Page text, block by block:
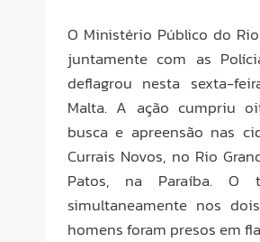
O Ministério Público do
juntamente com as
deflagrou nesta sexta-
Malta. A ação cumpriu
busca e apreensão nas
Currais Novos, no Rio
Patos, na Paraíba. O
simultaneamente nos
homens foram presos em